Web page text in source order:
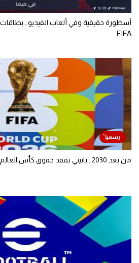
FIFA
من بعد 2030.. بانيني تفقد حقوق كأس العالم